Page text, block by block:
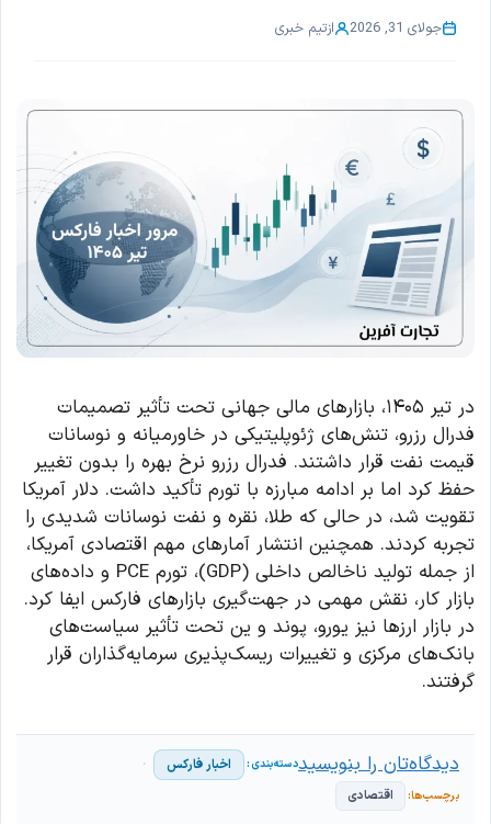
جولای 31, 2026 ازتیم خبری
در تیر ۱۴۰۵، بازارهای مالی جهانی تحت تأثیر تصمیمات
فدرال رزرو، تنش‌های ژئوپلیتیکی در خاورمیانه و نوسانات
قیمت نفت قرار داشتند. فدرال رزرو نرخ بهره را بدون تغییر
حفظ کرد اما بر ادامه مبارزه با تورم تأکید داشت. دلار آمریکا
تقویت شد، در حالی که طلا، نقره و نفت نوسانات شدیدی را
تجربه کردند. همچنین انتشار آمارهای مهم اقتصادی آمریکا،
از جمله تولید ناخالص داخلی (GDP)، تورم PCE و داده‌های
بازار کار، نقش مهمی در جهت‌گیری بازارهای فارکس ایفا کرد.
در بازار ارزها نیز یورو، پوند و ین تحت تأثیر سیاست‌های
بانک‌های مرکزی و تغییرات ریسک‌پذیری سرمایه‌گذاران قرار
گرفتند.
اخبار فارکس
اقتصادی
دیدگاه‌تان را بنویسید